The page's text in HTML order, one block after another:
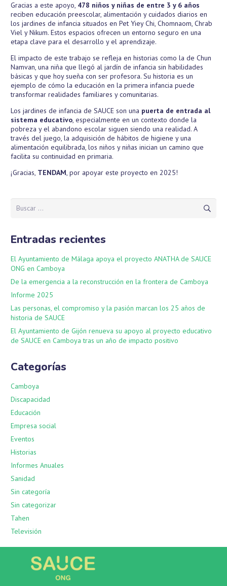
Gracias a este apoyo, 478 niños y niñas de entre 3 y 6 años
reciben educación preescolar, alimentación y cuidados diarios en
los jardines de infancia situados en Pet Yiey Chi, Chomnaom, Chrab
Viel y Nikum. Estos espacios ofrecen un entorno seguro en una
etapa clave para el desarrollo y el aprendizaje.
El impacto de este trabajo se refleja en historias como la de Chun
Namvan, una niña que llegó al jardín de infancia sin habilidades
básicas y que hoy sueña con ser profesora. Su historia es un
ejemplo de cómo la educación en la primera infancia puede
transformar realidades familiares y comunitarias.
Los jardines de infancia de SAUCE son una puerta de entrada al
sistema educativo, especialmente en un contexto donde la
pobreza y el abandono escolar siguen siendo una realidad. A
través del juego, la adquisición de hábitos de higiene y una
alimentación equilibrada, los niños y niñas inician un camino que
facilita su continuidad en primaria.
¡Gracias, TENDAM, por apoyar este proyecto en 2025!
Entradas recientes
El Ayuntamiento de Málaga apoya el proyecto ANATHA de SAUCE
ONG en Camboya
De la emergencia a la reconstrucción en la frontera de Camboya
Informe 2025
Las personas, el compromiso y la pasión marcan los 25 años de
historia de SAUCE
El Ayuntamiento de Gijón renueva su apoyo al proyecto educativo
de SAUCE en Camboya tras un año de impacto positivo
Categorías
Camboya
Discapacidad
Educación
Empresa social
Eventos
Historias
Informes Anuales
Sanidad
Sin categoría
Sin categorizar
Tahen
Televisión